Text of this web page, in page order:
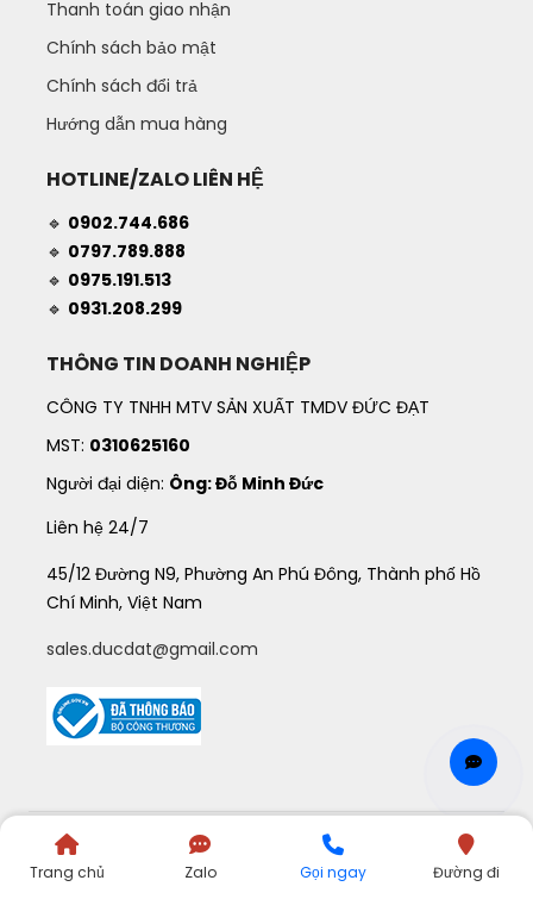
Thanh toán giao nhận
Chính sách bảo mật
Chính sách đổi trả
Hướng dẫn mua hàng
HOTLINE/ZALO LIÊN HỆ
🔹 0902.744.686
🔹 0797.789.888
🔹 0975.191.513
🔹 0931.208.299
THÔNG TIN DOANH NGHIỆP
CÔNG TY TNHH MTV SẢN XUẤT TMDV ĐỨC ĐẠT
MST: 0310625160
Người đại diện: Ông: Đỗ Minh Đức
Liên hệ 24/7
45/12 Đường N9, Phường An Phú Đông, Thành phố Hồ
Chí Minh, Việt Nam
sales.ducdat@gmail.com
© QUATANGDUCDAT . All Rights Reserved.
Trang chủ Zalo Gọi ngay Đường đi